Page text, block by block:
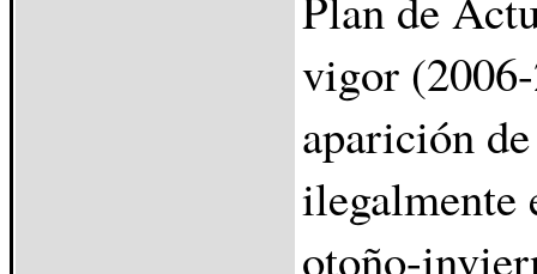
vigor
aparición
ilegalmente
otoño-